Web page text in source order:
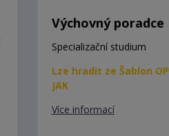
Výchovný poradce
Specializační studium
Lze hradit ze Šablon OP
JAK
Více informací